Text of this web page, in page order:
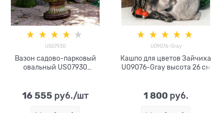
US07930
Вазон садово-парковый
овальный US07930
16 555 руб./шт
U09076-Gray
Кашпо для цветов Зайчиха
U09076-Gray высота 26 см
1 800 руб.